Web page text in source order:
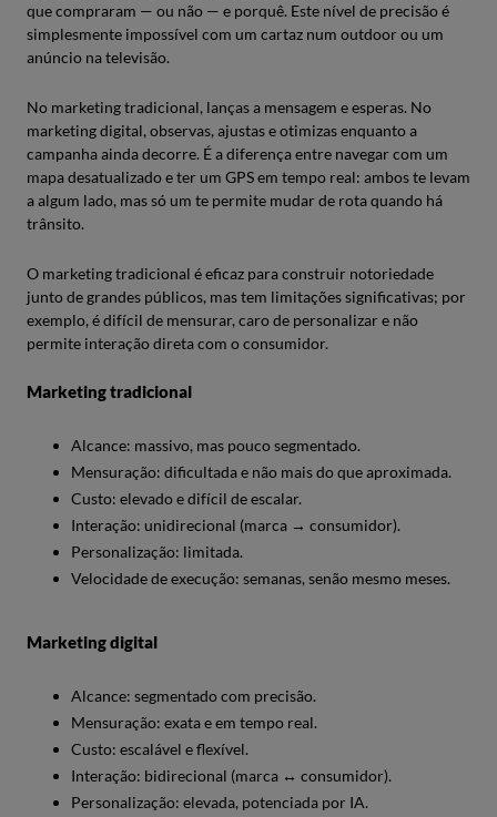
que compraram — ou não — e porquê. Este nível de precisão é
simplesmente impossível com um cartaz num outdoor ou um
anúncio na televisão.
No marketing tradicional, lanças a mensagem e esperas. No
marketing digital, observas, ajustas e otimizas enquanto a
campanha ainda decorre. É a diferença entre navegar com um
mapa desatualizado e ter um GPS em tempo real: ambos te levam
a algum lado, mas só um te permite mudar de rota quando há
trânsito.
O marketing tradicional é eficaz para construir notoriedade
junto de grandes públicos, mas tem limitações significativas; por
exemplo, é difícil de mensurar, caro de personalizar e não
permite interação direta com o consumidor.
Marketing tradicional
Alcance: massivo, mas pouco segmentado.
Mensuração: dificultada e não mais do que aproximada.
Custo: elevado e difícil de escalar.
Interação: unidirecional (marca → consumidor).
Personalização: limitada.
Velocidade de execução: semanas, senão mesmo meses.
Marketing digital
Alcance: segmentado com precisão.
Mensuração: exata e em tempo real.
Custo: escalável e flexível.
Interação: bidirecional (marca ↔ consumidor).
Personalização: elevada, potenciada por IA.